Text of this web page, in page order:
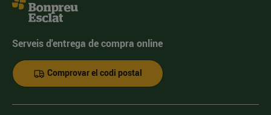
Serveis d'entrega de compra online
Comprovar el codi postal